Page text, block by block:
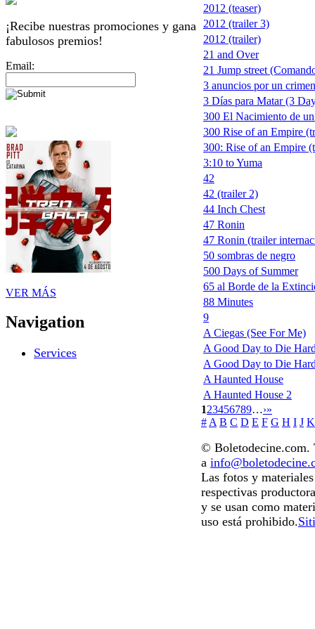
¡Recibe nuestras promociones y gana
fabulosos premios!
Email:
VER MÁS
Navigation
Services
2012 (teaser)
2012 (trailer 3)
2012 (trailer)
21 and Over
21 Jump street
3 anuncios por un
3 Días para Matar (3
300 El Nacimiento de
300 Rise of an Empire
300: Rise of an Empire
3:10 to Yuma
42
42 (trailer 2)
44 Inch Chest
47 Ronin
47 Ronin (trailer
50 sombras de negro
500 Days of Summer
65 al Borde de la
88 Minutes
9
A Ciegas (See For Me)
A Good Day to Die
A Good Day to Die
A Haunted House
A Haunted House 2
123456789…›»
# A B C D E F G H I J K
© Boletodecine.com.
a
Las fotos y
respectivas
y se usan como
uso está prohibido.